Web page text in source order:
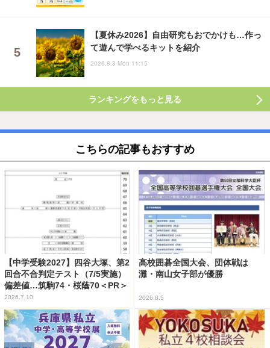
【夏休み2026】自由研究もおでかけも…作っ
て遊んで学べるキットを紹介
2026.8.3 Mon 11:15
ランキングをもっと見る
こちらの記事もおすすめ
【中学受験2027】四谷大塚、第2
回合不合判定テスト（7/5実施）
偏差値…筑駒74・桜蔭70＜PR＞
2026.7.10
高校囲碁全国大会、団体戦は
灘・南山女子部が優勝
2026.8.5